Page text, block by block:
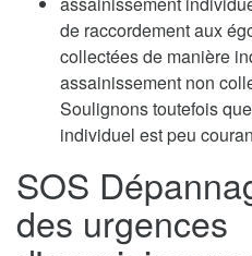
de raccordement aux
collectées de manière
assainissement non
Soulignons toutefois
individuel est peu
SOS
des urgences